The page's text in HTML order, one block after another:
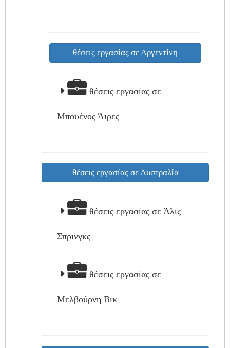
θέσεις εργασίας σε Αργεντίνη
θέσεις εργασίας σε
Μπουένος Άιρες
θέσεις εργασίας σε Αυστραλία
θέσεις εργασίας σε Άλις
Σπρινγκς
θέσεις εργασίας σε
Μελβούρνη Βικ